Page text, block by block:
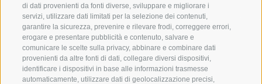
di dati provenienti da fonti diverse, sviluppare e migliorare i
servizi, utilizzare dati limitati per la selezione dei contenuti,
garantire la sicurezza, prevenire e rilevare frodi, correggere errori,
erogare e presentare pubblicità e contenuto, salvare e
comunicare le scelte sulla privacy, abbinare e combinare dati
provenienti da altre fonti di dati, collegare diversi dispositivi,
identificare i dispositivi in base alle informazioni trasmesse
automaticamente, utilizzare dati di geolocalizzazione precisi,
VAL RIDANNA
IMPIANTI DI RISALITA
SCUOLA DI SCI RACINES
ALTA
BIKE
FONDO